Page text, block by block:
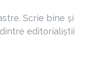
Scrie bine și
editorialiștii